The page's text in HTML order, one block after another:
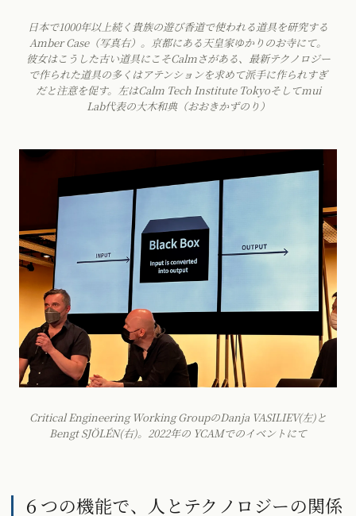
日本で1000年以上続く貴族の遊び香道で使われる道具を研究する
Amber Case（写真右）。京都にある天皇家ゆかりのお寺にて。
彼女はこうした古い道具にこそCalmさがある、最新テクノロジー
で作られた道具の多くはアテンションを求めて派手に作られすぎ
だと注意を促す。左はCalm Tech Institute Tokyoそしてmui
Lab代表の大木和典（おおきかずのり）
Critical Engineering Working GroupのDanja VASILIEV(左)と
Bengt SJÖLÉN(右)。2022年の YCAMでのイベントにて
６つの機能で、人とテクノロジーの関係